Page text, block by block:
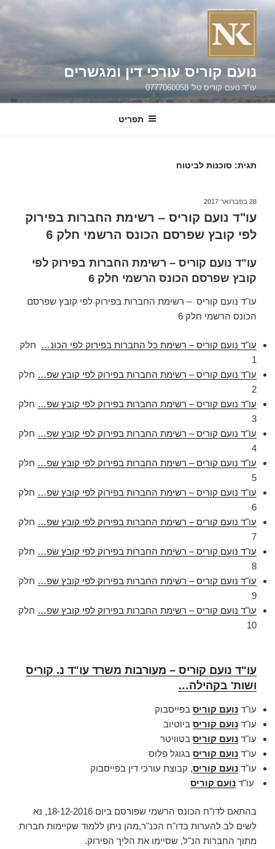
דילוג
נועם קוריס עורכי דין ומגשרים
עו"ד נועם קוריס טל' 0777060058
תפריט
תגית: סוכנות לביטוח
פורסם
28 בפברואר 2017
עו"ד נועם קוריס – רשימת החברות בפירוק
לפי קובץ שפרסם הכונס הרשמי חלק 6
עו"ד נועם קוריס – רשימת החברות בפירוק לפי
קובץ שפרסם הכונס הרשמי חלק 6
עו"ד נועם קוריס – רשימת החברות בפירוק לפי קובץ שפרסם
הכונס הרשמי חלק 6
עו"ד נועם קוריס – רשימת כל החברות בפירוק לפי הכונ…
חלק
1
עו"ד נועם קוריס – רשימת החברות בפירוק לפי קובץ שפ… חלק
2
עו"ד נועם קוריס – רשימת החברות בפירוק לפי קובץ שפ… חלק
3
עו"ד נועם קוריס – רשימת החברות בפירוק לפי קובץ שפ… חלק
4
עו"ד נועם קוריס – רשימת החברות בפירוק לפי קובץ שפ… חלק
5
עו"ד נועם קוריס – רשימת החברות בפירוק לפי קובץ שפ… חלק
6
עו"ד נועם קוריס – רשימת החברות בפירוק לפי קובץ שפ… חלק
7
עו"ד נועם קוריס – רשימת החברות בפירוק לפי קובץ שפ… חלק
8
עו"ד נועם קוריס – רשימת החברות בפירוק לפי קובץ שפ… חלק
9
עו"ד נועם קוריס – רשימת החברות בפירוק לפי קובץ שפ… חלק
10
עו"ד נועם קוריס – מעורבות משרד עו"ד נ. קוריס
ושות' בקהילה…
עו"ד נועם קוריס בפייסבוק
עו"ד נועם קוריס ביוטיוב
עו"ד נועם קוריס בטוויטר
עו"ד נועם קוריס בגוגל פלוס
עו"ד נועם קוריס, קבוצת עורכי דין בפייסבוק
עו"ד נועם קוריס
בהתאם לדו"ח הכונס הרשמי שפורסם ביום 18-12-2016, נא
לשים לב להערות בדו"ח הכנ"ר,מהן ניתן ללמוד שקיימות חברות
מתוך החברות הנ"ל, שסיימו את הליך הפירוק.